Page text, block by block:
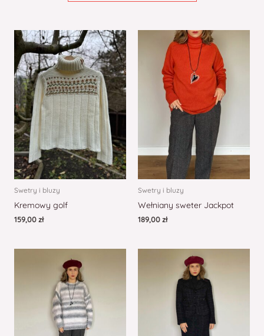
Swetry i bluzy
Kremowy golf
159,00zł
Swetry i bluzy
Wełniany sweter Jackpot
189,00zł